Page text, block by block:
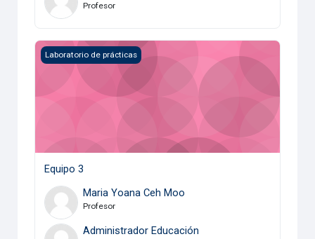
Profesor
Equipo 3
Laboratorio de prácticas
Equipo 3
Maria Yoana Ceh Moo
Profesor
Administrador Educación